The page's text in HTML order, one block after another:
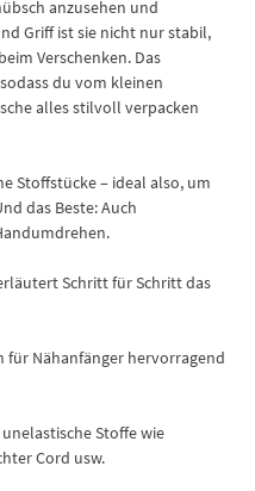
anzusehen und
Griff ist sie nicht nur stabil,
Verschenken. Das
du vom kleinen
alles stilvoll verpacken
Stoffstücke – ideal also, um
das Beste: Auch
Schritt für Schritt das
für Nähanfänger hervorragend
Stoffe wie
Cord usw.